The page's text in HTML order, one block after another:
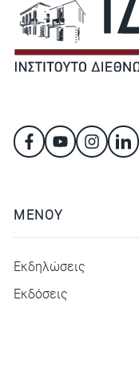
ΜΕΝΟΥ
Εκδηλώσεις
Εκδόσεις